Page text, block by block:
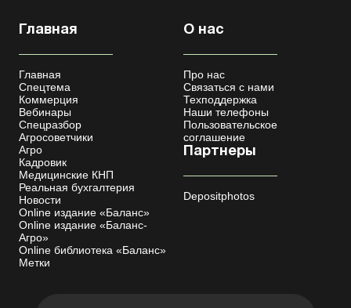
Главная
Главная
Спецтема
Коммерция
Вебинары
Спецразбор
Агросоветчики
Агро
Кадровик
Медицинские КНП
Реальная бухгалтерия
Новости
Online издание «Баланс»
Online издание «Баланс-
Агро»
Online библиотека «Баланс»
Метки
О нас
Про нас
Связаться с нами
Техподдержка
Наши телефоны
Пользовательское
соглашение
Партнеры
Depositphotos